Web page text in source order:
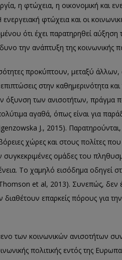
η φτώχεια, η οικονομική και
φτώχεια και οι
ότι έχει παρατηρηθεί
την ανάπτυξη της κοινωνικής
προκύπτουν, μεταξύ
στην καθημερινότητα
όξυνση των ανισοτήτων, πράγμα
αγαθά, όπως είναι για
J., 2015). Παρατηρούνται,
χώρες και στους πολίτες που
ομάδες του
Το χαμηλό εισόδημα οδηγεί
et al, 2013). Συνεπώς, δεν
διαθέτουν επαρκείς πόρους για
των κοινωνικών ανισοτήτων
πολιτικής εντός της